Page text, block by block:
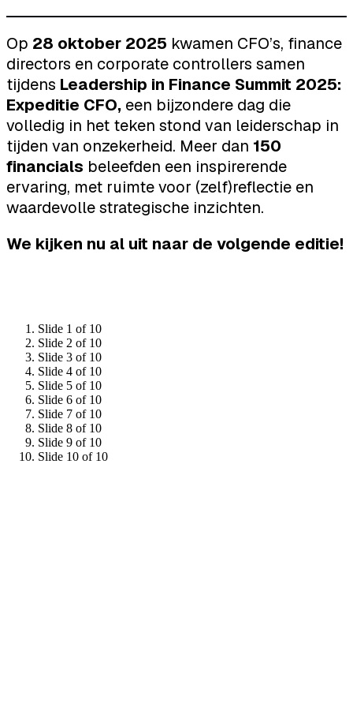
Op 28 oktober 2025 kwamen CFO’s, finance
directors en corporate controllers samen
tijdens Leadership in Finance Summit 2025:
Expeditie CFO, een bijzondere dag die
volledig in het teken stond van leiderschap in
tijden van onzekerheid. Meer dan 150
financials beleefden een inspirerende
ervaring, met ruimte voor (zelf)reflectie en
waardevolle strategische inzichten.
We kijken nu al uit naar de volgende editie!
Slide 1 of 10
Slide 2 of 10
Slide 3 of 10
Slide 4 of 10
Slide 5 of 10
Slide 6 of 10
Slide 7 of 10
Slide 8 of 10
Slide 9 of 10
Slide 10 of 10